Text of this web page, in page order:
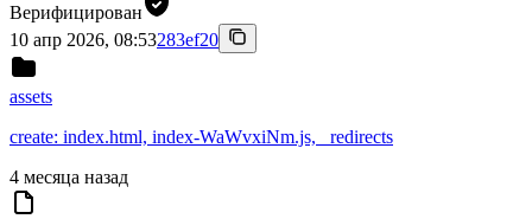
Верифицирован
10 апр 2026, 08:53283ef20
assets
create: index.html, index-WaWvxiNm.js, _redirects
4 месяца назад